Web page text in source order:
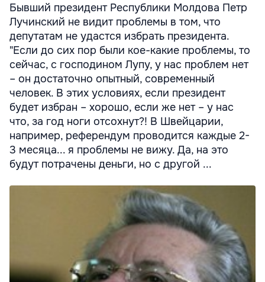
Бывший президент Республики Молдова Петр
Лучинский не видит проблемы в том, что
депутатам не удастся избрать президента.
"Если до сих пор были кое-какие проблемы, то
сейчас, с господином Лупу, у нас проблем нет
– он достаточно опытный, современный
человек. В этих условиях, если президент
будет избран – хорошо, если же нет – у нас
что, за год ноги отсохнут?! В Швейцарии,
например, референдум проводится каждые 2-
3 месяца... я проблемы не вижу. Да, на это
будут потрачены деньги, но с другой ...